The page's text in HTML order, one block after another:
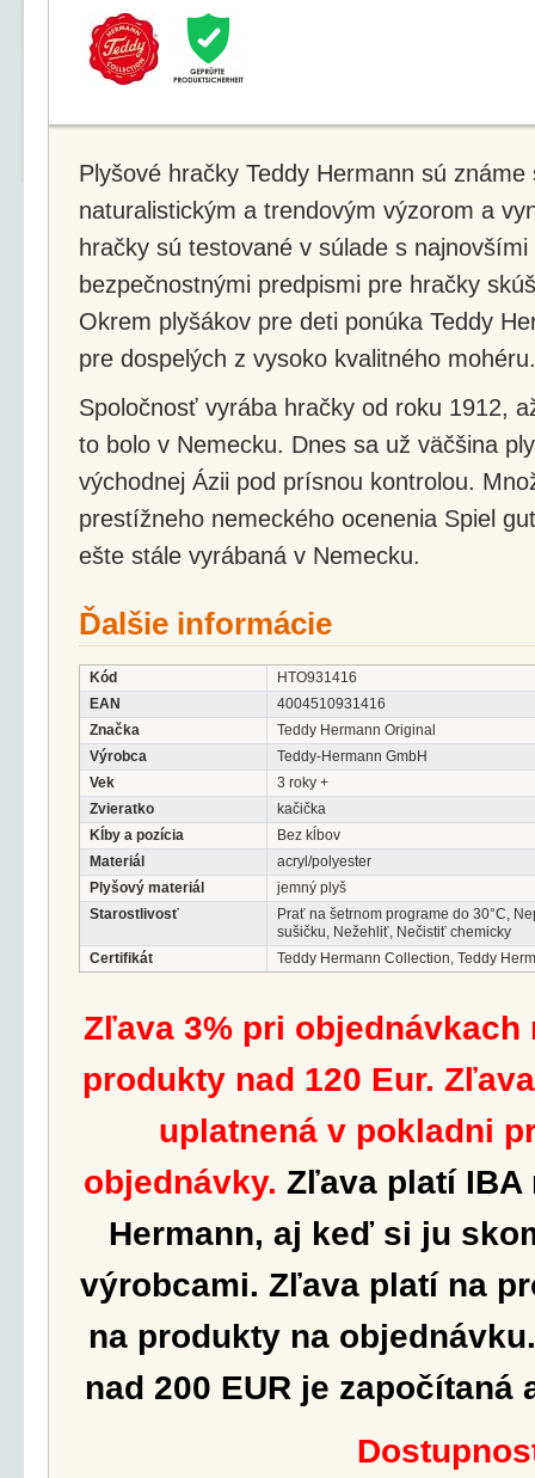
Plyšové hračky Teddy Hermann sú
naturalistickým a trendovým výzorom a
hračky sú testované v súlade s
bezpečnostnými predpismi pre hračky
Okrem plyšákov pre deti ponúka Teddy
pre dospelých z vysoko kvalitného mohéru.
Spoločnosť vyrába hračky od roku 1912,
to bolo v Nemecku. Dnes sa už väčšina
východnej Ázii pod prísnou kontrolou.
prestížneho nemeckého ocenenia Spiel
ešte stále vyrábaná v Nemecku.
Ďalšie informácie
Kód
HTO931416
EAN
4004510931416
Značka
Teddy Hermann Original
Výrobca
Teddy-Hermann GmbH
Vek
3 roky +
Zvieratko
kačička
Kĺby a pozícia
Bez kĺbov
Materiál
acryl/polyester
Plyšový materiál
jemný plyš
Starostlivosť
Prať na šetrnom programe do 30°C,
sušičku, Nežehliť, Nečistiť chemicky
Certifikát
Teddy Hermann Collection, Teddy
Zľava 3% pri objednávkach
produkty nad 120 Eur.
uplatnená v pokladni
objednávky. Zľava platí IBA
Hermann, aj keď si ju
výrobcami. Zľava platí na
na produkty na
nad 200 EUR je započítaná